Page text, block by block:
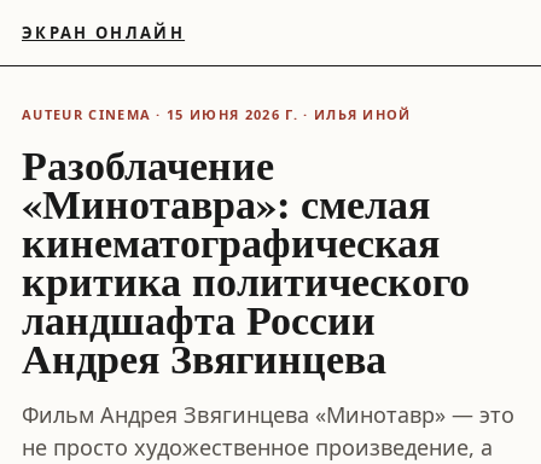
ЭКРАН ОНЛАЙН
AUTEUR CINEMA · 15 ИЮНЯ 2026 Г. · ИЛЬЯ ИНОЙ
Разоблачение
«Минотавра»: смелая
кинематографическая
критика политического
ландшафта России
Андрея Звягинцева
Фильм Андрея Звягинцева «Минотавр» — это
не просто художественное произведение, а